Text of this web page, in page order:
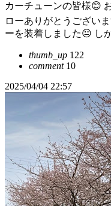
カーチューンの皆様😊
ローありがとうござい
ーを装着しました😐️ し
thumb_up 122
comment10
2025/04/04 22:57